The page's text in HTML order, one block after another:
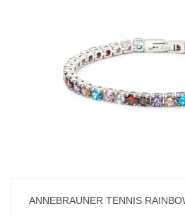
ANNEBRAUNER TENNIS